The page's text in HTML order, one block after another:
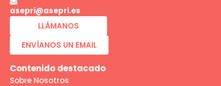
asepri@asepri.es
LLÁMANOS
ENVÍANOS UN EMAIL
Contenido destacado
Sobre Nosotros